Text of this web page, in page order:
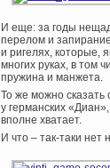
И еще: за годы
перелом и
и ригелях, которые,
многих руках, в том
пружина и манжета.
То же можно сказать
у германских
вполне хватает.
И что – так-таки нет